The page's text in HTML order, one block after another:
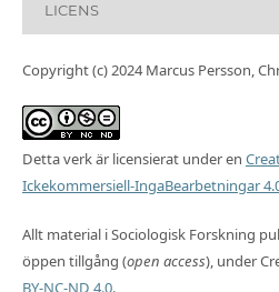
LICENS
Copyright (c) 2024 Marcus Persson,
Detta verk är licensierat under en
Ickekommersiell-IngaBearbetningar
Allt material i Sociologisk Forskning
öppen tillgång (open access), under
BY-NC-ND 4.0.